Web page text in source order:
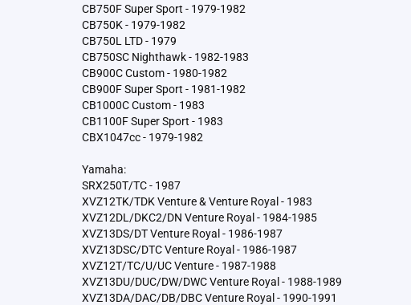
CB750F Super Sport - 1979-1982
CB750K - 1979-1982
CB750L LTD - 1979
CB750SC Nighthawk - 1982-1983
CB900C Custom - 1980-1982
CB900F Super Sport - 1981-1982
CB1000C Custom - 1983
CB1100F Super Sport - 1983
CBX1047cc - 1979-1982
Yamaha:
SRX250T/TC - 1987
XVZ12TK/TDK Venture & Venture Royal - 1983
XVZ12DL/DKC2/DN Venture Royal - 1984-1985
XVZ13DS/DT Venture Royal - 1986-1987
XVZ13DSC/DTC Venture Royal - 1986-1987
XVZ12T/TC/U/UC Venture - 1987-1988
XVZ13DU/DUC/DW/DWC Venture Royal - 1988-1989
XVZ13DA/DAC/DB/DBC Venture Royal - 1990-1991